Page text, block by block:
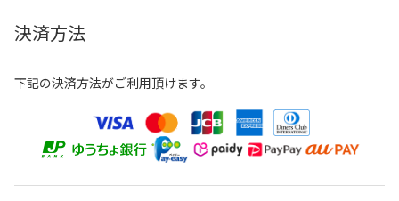
決済方法
下記の決済方法がご利用頂けます。